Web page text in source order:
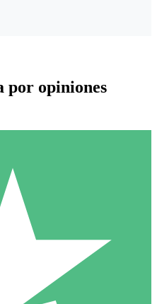
Individuales
descarga. Sin compromiso
por opiniones